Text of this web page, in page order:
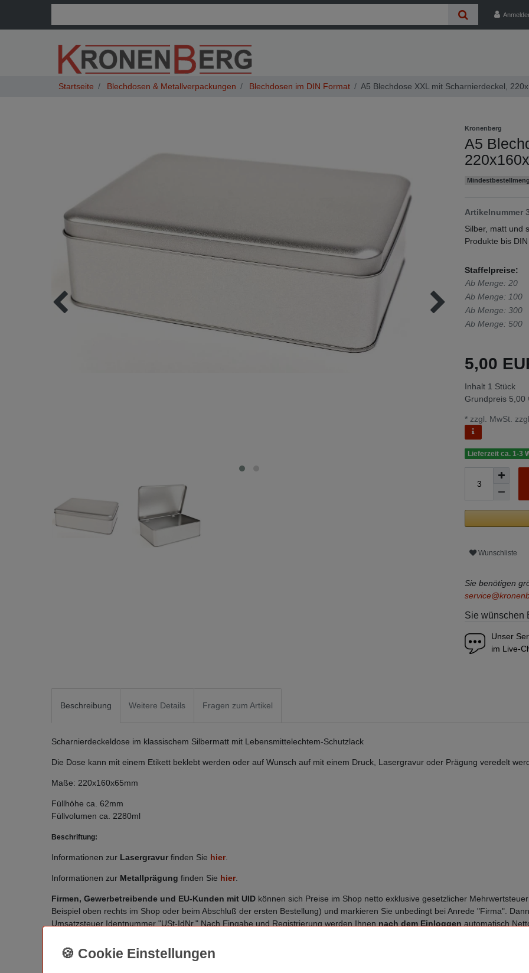
Blechdosen & Metallverpackungen Blechdosen im DIN Format A5 Blechdose XXL mit Scharnierdeckel,
Kronenberg
A5
Artikelnummer
Silber, matt und
Produkte bis
Staffelpreise:
Ab Menge: 20
Ab Menge: 100
Ab Menge: 300
Ab Menge: 500
5,00
Inhalt 1 Stück
Grundpreis 5,00
* zzgl. MwSt. zzgl.
Lieferzeit ca. 1-3
Wunschliste
Sie benötigen
Sie wünschen
Unser
im Live-
Beschreibung Weitere Details Fragen zum Artikel
Scharnierdeckeldose im klassischem Silbermatt mit Lebensmittelechtem-Schutzlack
Die Dose kann mit einem Etikett beklebt werden oder auf Wunsch auf mit einem Druck, Lasergravur oder Prägung veredelt
Maße: 220x160x65mm
Füllhöhe ca. 62mm
Füllvolumen ca. 2280ml
Beschriftung:
Informationen zur Lasergravurfinden Sie hier.
Informationen zur Metallprägung finden Sie hier.
Firmen, Gewerbetreibende und EU-Kunden mit UID können sich Preise im Shop netto exklusive gesetzlicher
Beispiel oben rechts im Shop oder beim Abschluß der ersten Bestellung) und markieren Sie unbedingt bei Anrede "Firma".
Umsatzsteuer Identnummer "USt-IdNr." Nach Eingabe und Registrierung werden Ihnennach dem Einloggenautomatisch